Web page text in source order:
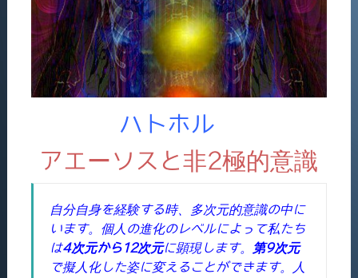
ハトホル
アエーソスと非2極的意識
自分自身を経験する時、多次元的意識の中に
います。個人の進化のレベルによって私たち
は4次元から12次元に顕現します。
第9次元
で擬人化した姿に変えることができます。人